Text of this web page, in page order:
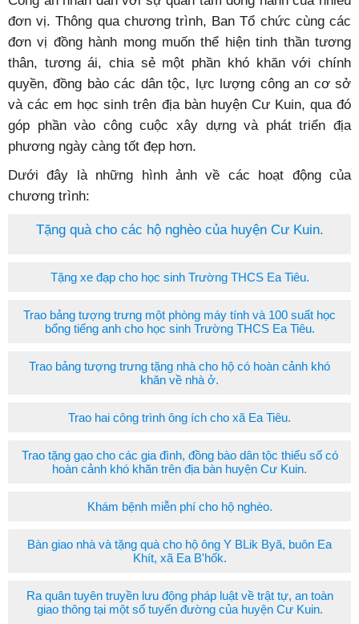
đơn vị. Thông qua chương trình, Ban Tổ chức cùng các
đơn vị đồng hành mong muốn thể hiện tinh thần tương
thân, tương ái, chia sẻ một phần khó khăn với chính
quyền, đồng bào các dân tộc, lực lượng công an cơ sở
và các em học sinh trên địa bàn huyện Cư Kuin, qua đó
góp phần vào công cuộc xây dựng và phát triển địa
phương ngày càng tốt đẹp hơn.
Dưới đây là những hình ảnh về các hoạt động của
chương trình:
Tặng quà cho các hộ nghèo của huyện Cư Kuin.
Tặng xe đạp cho học sinh Trường THCS Ea Tiêu.
Trao bảng tượng trưng một phòng máy tính và 100 suất học
bổng tiếng anh cho học sinh Trường THCS Ea Tiêu.
Trao bảng tượng trưng tặng nhà cho hộ có hoàn cảnh khó
khăn về nhà ở.
Trao hai công trình ông ích cho xã Ea Tiêu.
Trao tặng gạo cho các gia đình, đồng bào dân tộc thiểu số có
hoàn cảnh khó khăn trên địa bàn huyện Cư Kuin.
Khám bệnh miễn phí cho hộ nghèo.
Bàn giao nhà và tặng quà cho hộ ông Y BLik Byă, buôn Ea
Khít, xã Ea B'hốk.
Ra quân tuyên truyền lưu động pháp luật về trật tự, an toàn
giao thông tại một số tuyến đường của huyện Cư Kuin.